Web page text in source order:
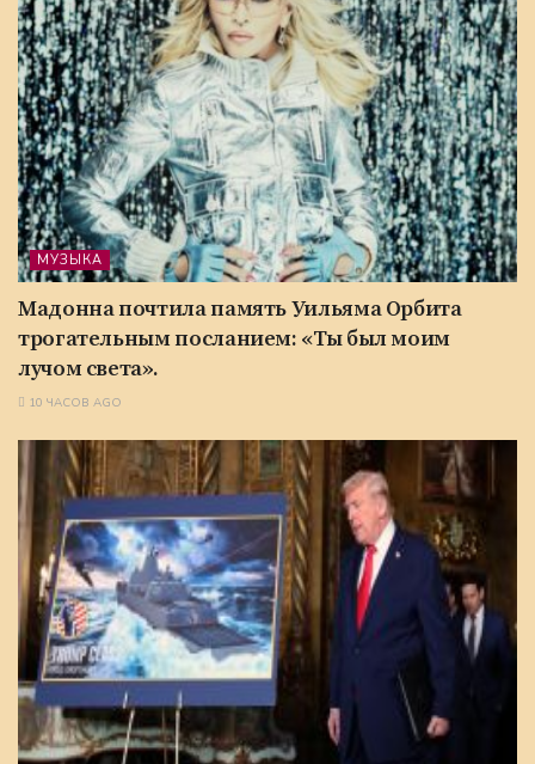
МУЗЫКА
Мадонна почтила память Уильяма Орбита
трогательным посланием: «Ты был моим
лучом света».
10 ЧАСОВ AGO